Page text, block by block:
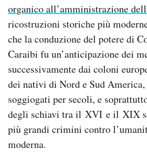
organico all’amministrazione
ricostruzioni storiche più
che la conduzione del potere di
Caraibi fu un’anticipazione dei
successivamente dai coloni
dei nativi di Nord e Sud
soggiogati per secoli, e
degli schiavi tra il XVI e il XIX
più grandi crimini contro
moderna.